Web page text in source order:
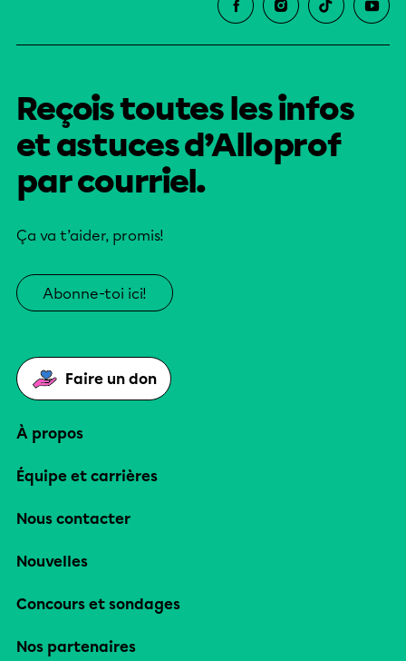
Reçois toutes les infos
et astuces d’Alloprof
par courriel.
Ça va t’aider, promis!
Abonne-toi ici!
Faire un don
À propos
Équipe et carrières
Nous contacter
Nouvelles
Concours et sondages
Nos partenaires